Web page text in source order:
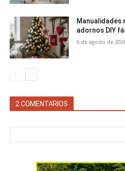
Manualidades
adornos DIY
6 de agosto de
2 COMENTARIOS